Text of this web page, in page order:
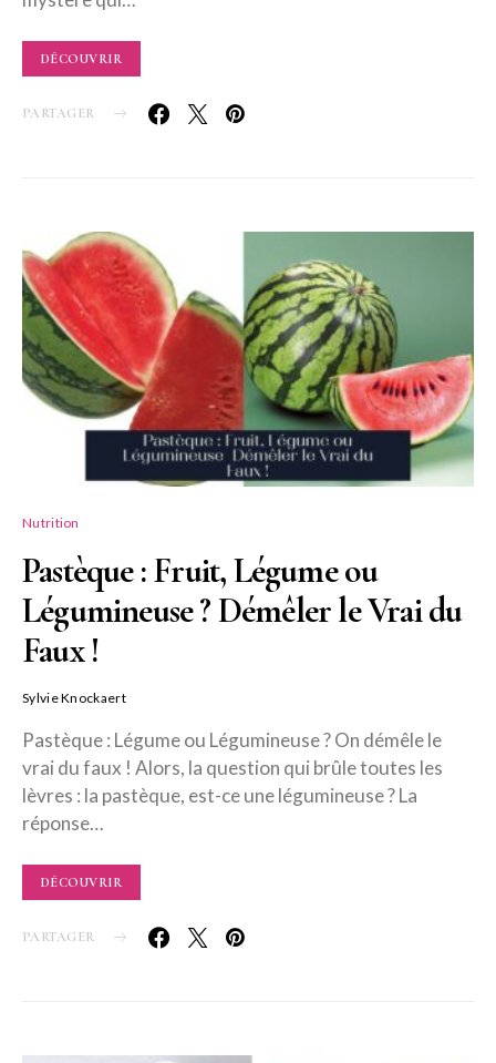
DÉCOUVRIR
PARTAGER
Nutrition
Pastèque : Fruit, Légume ou
Légumineuse ? Démêler le Vrai du
Faux !
Sylvie Knockaert
Pastèque : Légume ou Légumineuse ? On démêle le
vrai du faux ! Alors, la question qui brûle toutes les
lèvres : la pastèque, est-ce une légumineuse ? La
réponse…
DÉCOUVRIR
PARTAGER